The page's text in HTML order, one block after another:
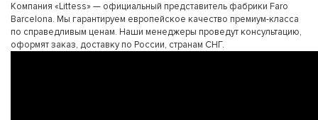
Компания «Littess» — официальный представитель фабрики Faro
Barcelona. Мы гарантируем европейское качество премиум-класса
по справедливым ценам. Наши менеджеры проведут консультацию,
оформят заказ, доставку по России, странам СНГ.